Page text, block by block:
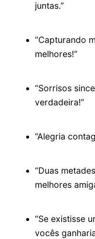
juntas.”
“Capturando
melhores!”
“Sorrisos
verdadeira!”
“Alegria
“Duas
melhores
“Se existisse
vocês